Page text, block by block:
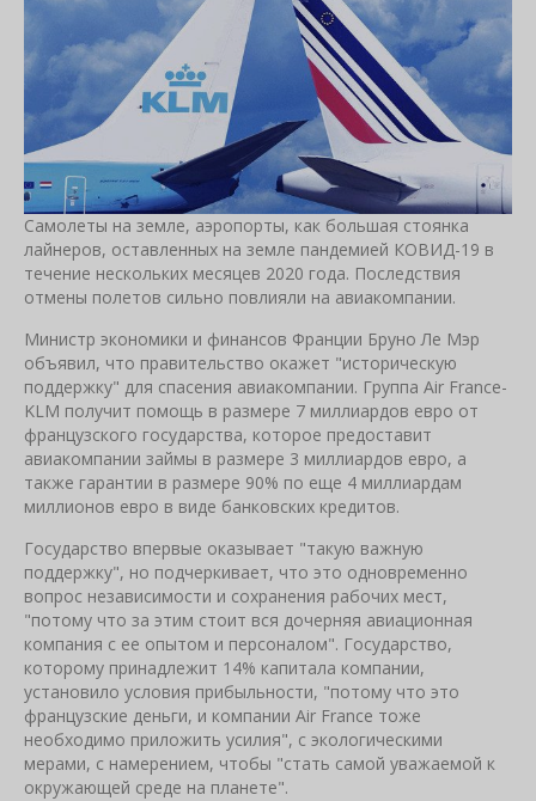
Самолеты на земле, аэропорты, как большая стоянка
лайнеров, оставленных на земле пандемией КОВИД-19 в
течение нескольких месяцев 2020 года. Последствия
отмены полетов сильно повлияли на авиакомпании.
Министр экономики и финансов Франции Бруно Ле Мэр
объявил, что правительство окажет "историческую
поддержку" для спасения авиакомпании. Группа Air France-
KLM получит помощь в размере 7 миллиардов евро от
французского государства, которое предоставит
авиакомпании займы в размере 3 миллиардов евро, а
также гарантии в размере 90% по еще 4 миллиардам
миллионов евро в виде банковских кредитов.
Государство впервые оказывает "такую ​​важную
поддержку", но подчеркивает, что это одновременно
вопрос независимости и сохранения рабочих мест,
"потому что за этим стоит вся дочерняя авиационная
компания с ее опытом и персоналом". Государство,
которому принадлежит 14% капитала компании,
установило условия прибыльности, "потому что это
французские деньги, и компании Air France тоже
необходимо приложить усилия", с экологическими
мерами, с намерением, чтобы "стать самой уважаемой к
окружающей среде на планете".